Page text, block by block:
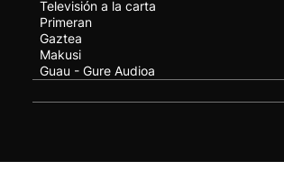
Televisión a la carta
Primeran
Gaztea
Makusi
Guau - Gure Audioa